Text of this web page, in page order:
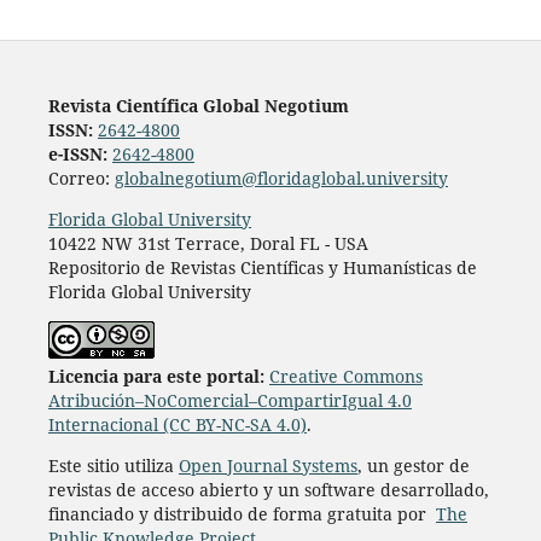
Revista Científica Global Negotium
ISSN: 2642-4800
e-ISSN: 2642-4800
Correo: globalnegotium@floridaglobal.university
Florida Global University
10422 NW 31st Terrace, Doral FL - USA
Repositorio de Revistas Científicas y Humanísticas de
Florida Global University
Licencia para este portal: Creative Commons
Atribución–NoComercial–CompartirIgual 4.0
Internacional (CC BY-NC-SA 4.0).
Este sitio utiliza Open Journal Systems, un gestor de
revistas de acceso abierto y un software desarrollado,
financiado y distribuido de forma gratuita por The